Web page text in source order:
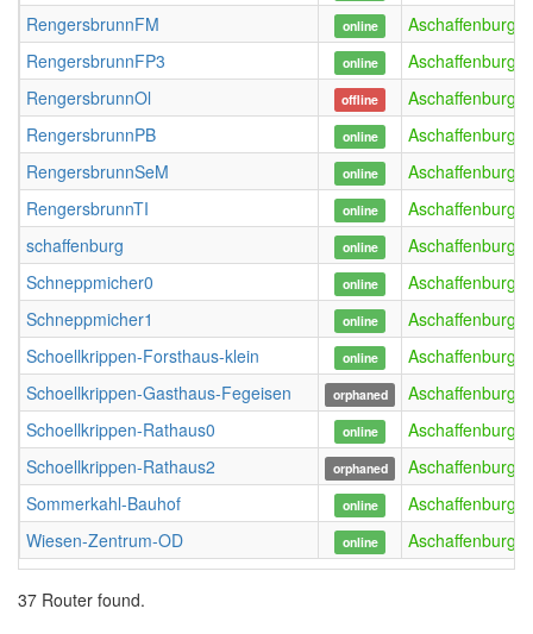
RengersbrunnFM
online Aschaffenburg
RengersbrunnFP3
online Aschaffenburg
RengersbrunnOl
offline Aschaffenburg
RengersbrunnPB
online Aschaffenburg
RengersbrunnSeM
online Aschaffenburg
RengersbrunnTI
online Aschaffenburg
schaffenburg
online
Aschaffenburg
Schneppmicher0
online Aschaffenburg
Schneppmicher1
online Aschaffenburg
Schoellkrippen-Forsthaus-klein
online Aschaffenburg
Schoellkrippen-Gasthaus-Fegeisen
orphaned Aschaffenburg
Schoellkrippen-Rathaus0
online Aschaffenburg
Schoellkrippen-Rathaus2
orphaned Aschaffenburg
Sommerkahl-Bauhof
online Aschaffenburg
Wiesen-Zentrum-OD
online Aschaffenburg
37 Router found.